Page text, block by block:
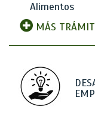
Alimentos
MÁS